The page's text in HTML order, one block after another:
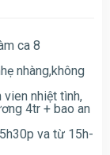
ca 8
nhàng,không
nhiệt tình,
4tr + bao an
va từ 15h-